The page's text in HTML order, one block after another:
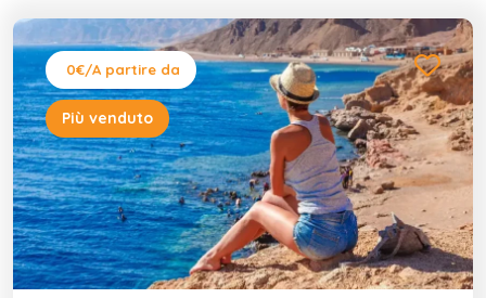
0€/A partire da
Più venduto